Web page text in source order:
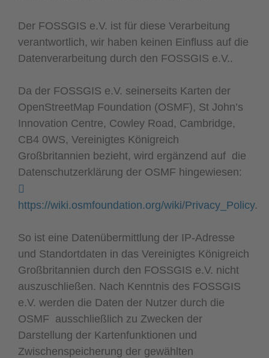
Der FOSSGIS e.V. ist für diese Verarbeitung
verantwortlich, wir haben keinen Einfluss auf die
Datenverarbeitung durch den FOSSGIS e.V..
Da der FOSSGIS e.V. seinerseits Karten der
OpenStreetMap Foundation (OSMF), St John’s
Innovation Centre, Cowley Road, Cambridge,
CB4 0WS, Vereinigtes Königreich
Großbritannien bezieht, wird ergänzend auf die
Datenschutzerklärung der OSMF hingewiesen:
https://wiki.osmfoundation.org/wiki/Privacy_Policy.
So ist eine Datenübermittlung der IP-Adresse
und Standortdaten in das Vereinigtes Königreich
Großbritannien durch den FOSSGIS e.V. nicht
auszuschließen. Nach Kenntnis des FOSSGIS
e.V. werden die Daten der Nutzer durch die
OSMF ausschließlich zu Zwecken der
Darstellung der Kartenfunktionen und
Zwischenspeicherung der gewählten